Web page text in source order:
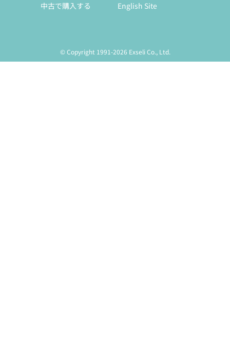
中古で購入する
English Site
© Copyright 1991-2026 Exseli Co., Ltd.